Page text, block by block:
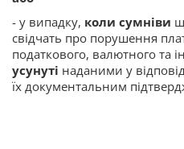
- у випадку, коли сумніви
свідчать про порушення
податкового, валютного та
усунуті наданими у
їх документальним